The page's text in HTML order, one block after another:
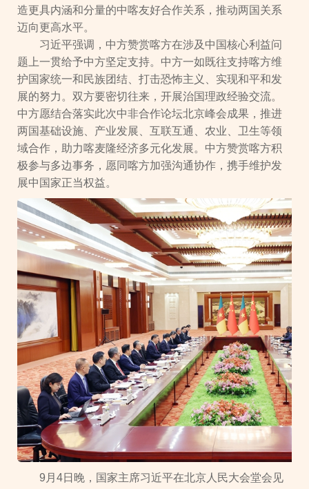
造更具内涵和分量的中喀友好合作关系，推动两国关系
迈向更高水平。
习近平强调，中方赞赏喀方在涉及中国核心利益问
题上一贯给予中方坚定支持。中方一如既往支持喀方维
护国家统一和民族团结、打击恐怖主义、实现和平和发
展的努力。双方要密切往来，开展治国理政经验交流。
中方愿结合落实此次中非合作论坛北京峰会成果，推进
两国基础设施、产业发展、互联互通、农业、卫生等领
域合作，助力喀麦隆经济多元化发展。中方赞赏喀方积
极参与多边事务，愿同喀方加强沟通协作，携手维护发
展中国家正当权益。
9月4日晚，国家主席习近平在北京人民大会堂会见